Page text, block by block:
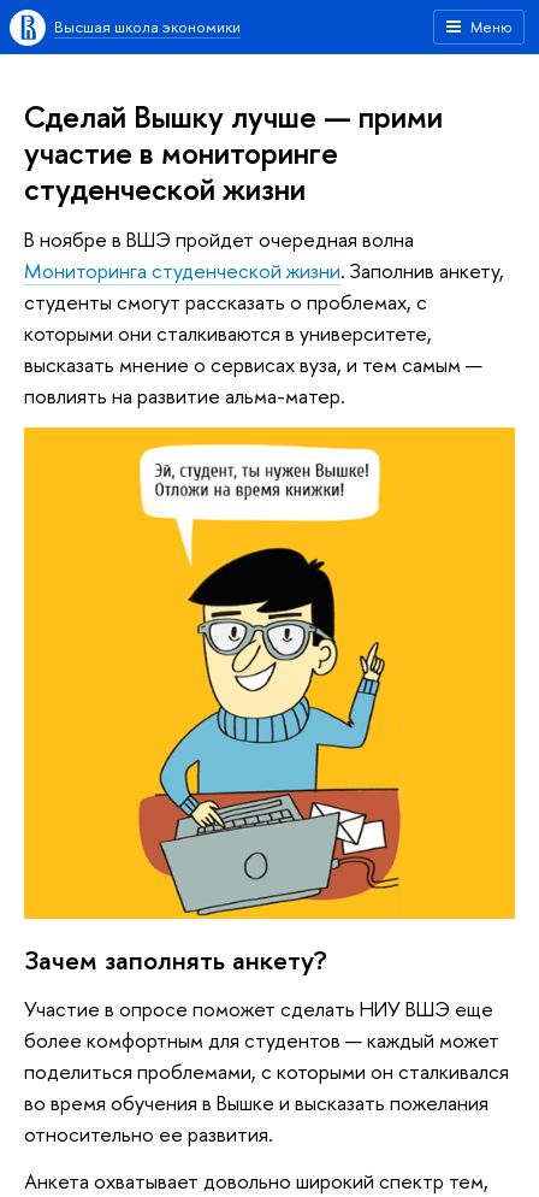
Меню
Высшая школа экономики
Сделай Вышку лучше — прими
участие в мониторинге
студенческой жизни
В ноябре в ВШЭ пройдет очередная волна
Мониторинга студенческой жизни. Заполнив анкету,
студенты смогут рассказать о проблемах, с
которыми они сталкиваются в университете,
высказать мнение о сервисах вуза, и тем самым —
повлиять на развитие альма-матер.
Зачем заполнять анкету?
Участие в опросе поможет сделать НИУ ВШЭ еще
более комфортным для студентов — каждый может
поделиться проблемами, с которыми он сталкивался
во время обучения в Вышке и высказать пожелания
относительно ее развития.
Анкета охватывает довольно широкий спектр тем,